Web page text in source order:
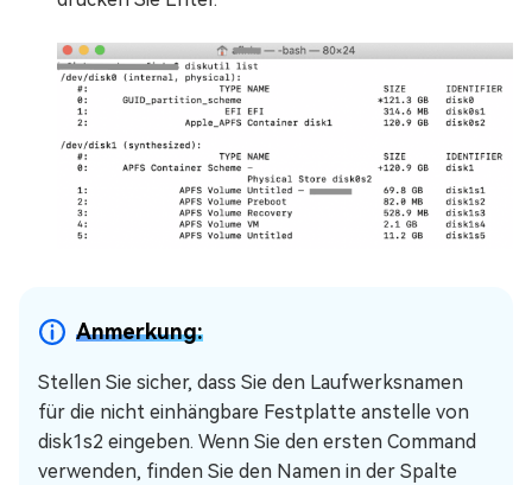
Anmerkung:
Stellen Sie sicher, dass Sie den Laufwerksnamen
für die nicht einhängbare Festplatte anstelle von
disk1s2 eingeben. Wenn Sie den ersten Command
verwenden, finden Sie den Namen in der Spalte